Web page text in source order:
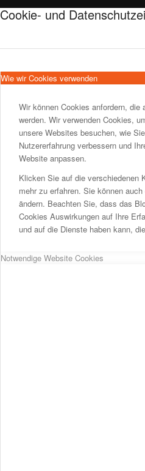
Cookie- und
Wie wir Cookies verwenden
Wir können Cookies anfordern, die
werden. Wir verwenden Cookies,
unsere Websites besuchen, wie
Nutzererfahrung verbessern und
Website anpassen.
Klicken Sie auf die verschiedenen
mehr zu erfahren. Sie können
ändern. Beachten Sie, dass das
Cookies Auswirkungen auf Ihre
und auf die Dienste haben kann,
Notwendige Website Cookies